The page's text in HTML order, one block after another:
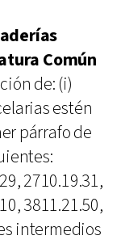
Común
de: (i)
estén
párrafo de
2710.19.31,
3811.21.50,
intermedios